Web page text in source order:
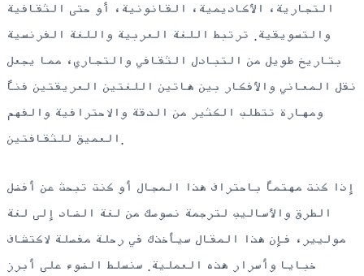
التجارية، الأكاديمية، القانونية، أو حتى الثقافية
والتسويقية. ترتبط اللغة العربية واللغة الفرنسية
بتاريخ طويل من التبادل الثقافي والتجاري، مما يجعل
نقل المعاني والأفكار بين هاتين اللغتين العريقتين فناً
ومهارة تتطلب الكثير من الدقة والاحترافية والفهم
العميق للثقافتين.
إذا كنت مهتماً باحتراف هذا المجال أو كنت تبحث عن أفضل
الطرق والأساليب لترجمة نصوصك من لغة الضاد إلى لغة
موليير، فإن هذا المقال سيأخذك في رحلة مفصلة لاكتشاف
خبايا وأسرار هذه العملية. سنسلط الضوء على أبرز